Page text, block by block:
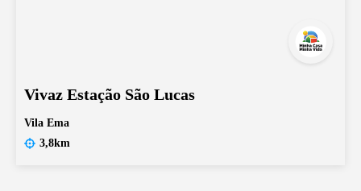
Vivaz Estação São Lucas
Vila Ema
3,8km